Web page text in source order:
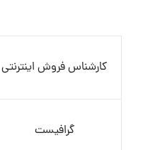
کارشناس فروش اینترنتی
گرافیست